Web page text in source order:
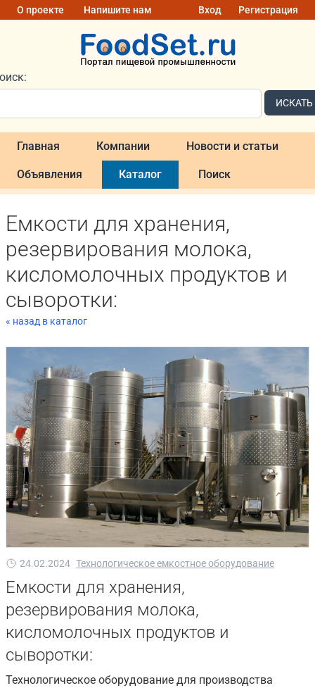
О проекте Напишите нам Вход Регистрация
ИСКАТЬ
Главная Компании Новости и статьи
Объявления Каталог Поиск
Емкости для хранения,
резервирования молока,
кисломолочных продуктов и
сыворотки:
« назад в каталог
24.02.2024 Технологическое емкостное оборудование
Емкости для хранения,
резервирования молока,
кисломолочных продуктов и
сыворотки:
Технологическое оборудование для производства